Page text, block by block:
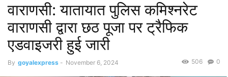
वाराणसी: यातायात पुलिस कमिश्नरेट
वाराणसी द्वारा छठ पूजा पर ट्रैफिक
एडवाइजरी हुई जारी
By goyalexpress - November 6, 2024 0
506